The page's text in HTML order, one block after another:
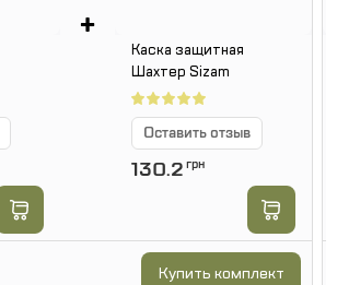
+
Каска защитная
Шахтер Sizam
Оставить отзыв
130.2 грн
Купить комплект